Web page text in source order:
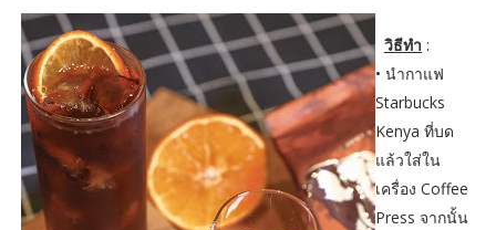
วิธีทำ :
• นำกาแฟ
Starbucks
Kenya ที่บด
แล้วใส่ใน
เครื่อง Coffee
Press จากนั้น